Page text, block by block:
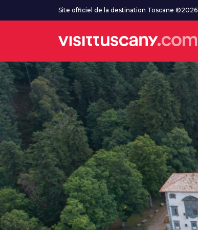
Aller au contenu principalSite officiel de la destination Toscane ©2026